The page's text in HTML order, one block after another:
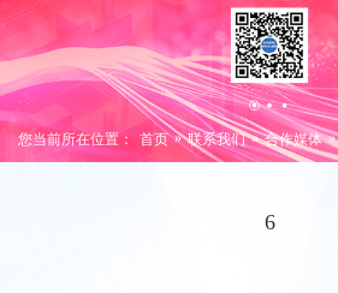
您当前所在位置： 首页 » 联系我们 » 合作媒体 »
6